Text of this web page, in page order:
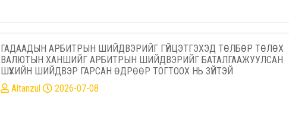
ГАДААДЫН АРБИТРЫН ШИЙДВЭРИЙГ ГҮЙЦЭТГЭХЭД ТӨЛБӨР ТӨЛӨХ
ВАЛЮТЫН ХАНШИЙГ АРБИТРЫН ШИЙДВЭРИЙГ БАТАЛГААЖУУЛСАН
ШҮҮХИЙН ШИЙДВЭР ГАРСАН ӨДРӨӨР ТОГТООХ НЬ ЗҮЙТЭЙ
Altanzul
2026-07-08